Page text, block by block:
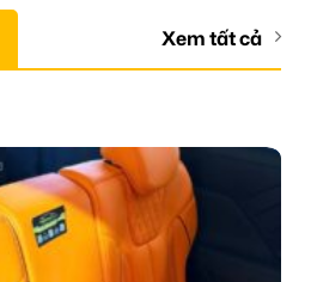
Xem tất cả